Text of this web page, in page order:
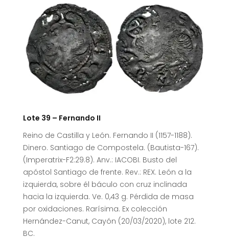
Lote 39 – Fernando II
Reino de Castilla y León. Fernando II (1157-1188).
Dinero. Santiago de Compostela. (Bautista-167).
(Imperatrix-F2:29.8). Anv.: IACOBI. Busto del
apóstol Santiago de frente. Rev.: REX. León a la
izquierda, sobre él báculo con cruz inclinada
hacia la izquierda. Ve. 0,43 g. Pérdida de masa
por oxidaciones. Rarísima. Ex colección
Hernández-Canut, Cayón (20/03/2020), lote 212.
BC.